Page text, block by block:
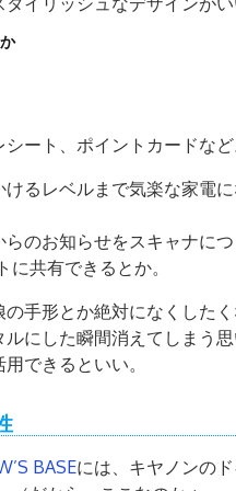
ート、ポイントカードなど
るレベルまで気楽な家電
のお知らせをスキャナに
共有できるとか。
手形とか絶対になくしたく
にした瞬間消えてしまう思
できるといい。
BASEには、キヤノンの